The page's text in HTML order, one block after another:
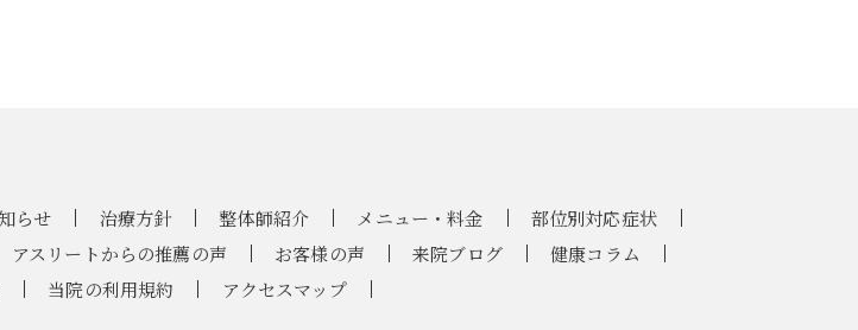
らせ 治療方針 整体師紹介 メニュー・料金
部位別対応症状
アスリートからの推薦の声 お客様の声 来院ブログ
健康コラム
当院の利用規約 アクセスマップ